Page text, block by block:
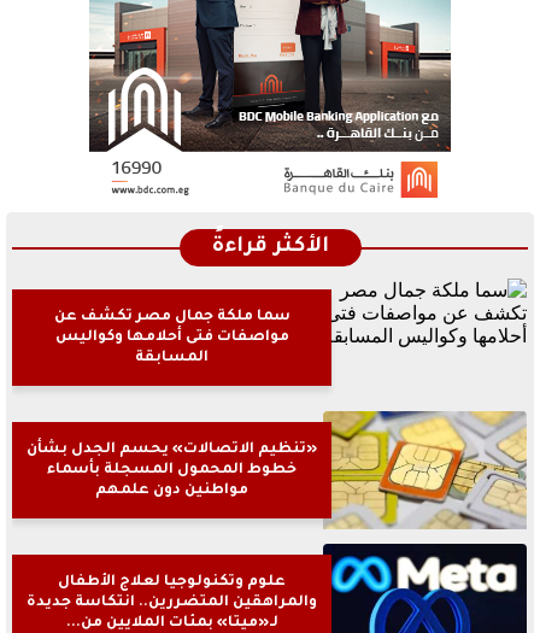
الأكثر قراءةً
سما ملكة جمال مصر تكشف عن
مواصفات فتى أحلامها وكواليس
المسابقة
«تنظيم الاتصالات» يحسم الجدل بشأن
خطوط المحمول المسجلة بأسماء
مواطنين دون علمهم
علوم وتكنولوجيا لعلاج الأطفال
والمراهقين المتضررين.. انتكاسة جديدة
لـ«ميتا» بمئات الملايين من...